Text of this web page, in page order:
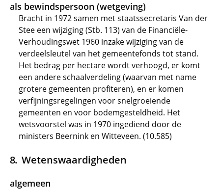
als bewindspersoon (wetgeving)
Bracht in 1972 samen met staatssecretaris Van der
Stee een wijziging (Stb. 113) van de Financiële-
Verhoudingswet 1960 inzake wijziging van de
verdeelsleutel van het gemeentefonds tot stand.
Het bedrag per hectare wordt verhoogd, er komt
een andere schaalverdeling (waarvan met name
grotere gemeenten profiteren), en er komen
verfijningsregelingen voor snelgroeiende
gemeenten en voor bodemgesteldheid. Het
wetsvoorstel was in 1970 ingediend door de
ministers Beernink en Witteveen. (10.585)
Wetenswaardigheden
algemeen